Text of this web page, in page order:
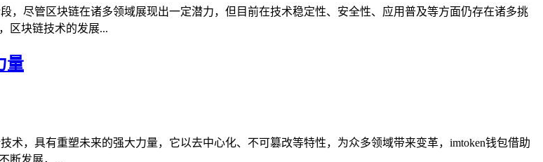
，尽管区块链在诸多领域展现出一定潜力，但目前在技术稳定性、安全性、应用普及等方面仍存在诸多挑
区块链技术的发展...
量
术，具有重塑未来的强大力量，它以去中心化、不可篡改等特性，为众多领域带来变革，imtoken钱包借助
断发展，...